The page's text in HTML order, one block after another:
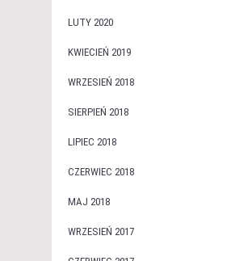
LUTY 2020
KWIECIEŃ 2019
WRZESIEŃ 2018
SIERPIEŃ 2018
LIPIEC 2018
CZERWIEC 2018
MAJ 2018
WRZESIEŃ 2017